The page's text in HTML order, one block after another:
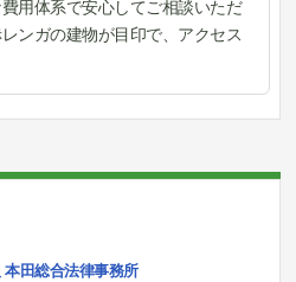
用体系で安心してご相談いただ
ンガの建物が目印で、アクセス
本田総合法律事務所